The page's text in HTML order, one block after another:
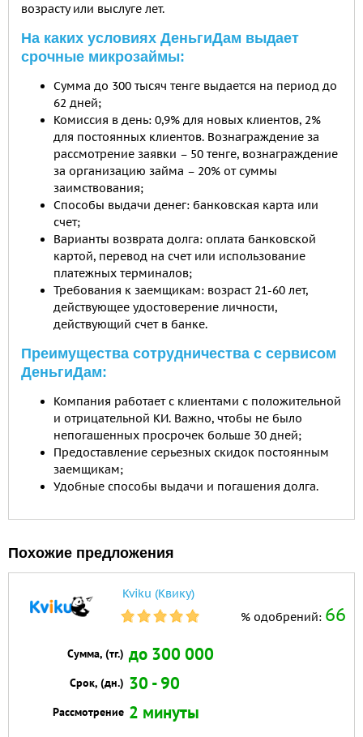
возрасту или выслуге лет.
На каких условиях ДеньгиДам выдает
срочные микрозаймы:
Сумма до 300 тысяч тенге выдается на период до
62 дней;
Комиссия в день: 0,9% для новых клиентов, 2%
для постоянных клиентов. Вознаграждение за
рассмотрение заявки – 50 тенге, вознаграждение
за организацию займа – 20% от суммы
заимствования;
Способы выдачи денег: банковская карта или
счет;
Варианты возврата долга: оплата банковской
картой, перевод на счет или использование
платежных терминалов;
Требования к заемщикам: возраст 21-60 лет,
действующее удостоверение личности,
действующий счет в банке.
Преимущества сотрудничества с сервисом
ДеньгиДам:
Компания работает с клиентами с положительной
и отрицательной КИ. Важно, чтобы не было
непогашенных просрочек больше 30 дней;
Предоставление серьезных скидок постоянным
заемщикам;
Удобные способы выдачи и погашения долга.
Похожие предложения
Kviku (Квику)
% одобрений: 66
Сумма, (тг.) до 300 000
Срок, (дн.) 30 - 90
Рассмотрение 2 минуты